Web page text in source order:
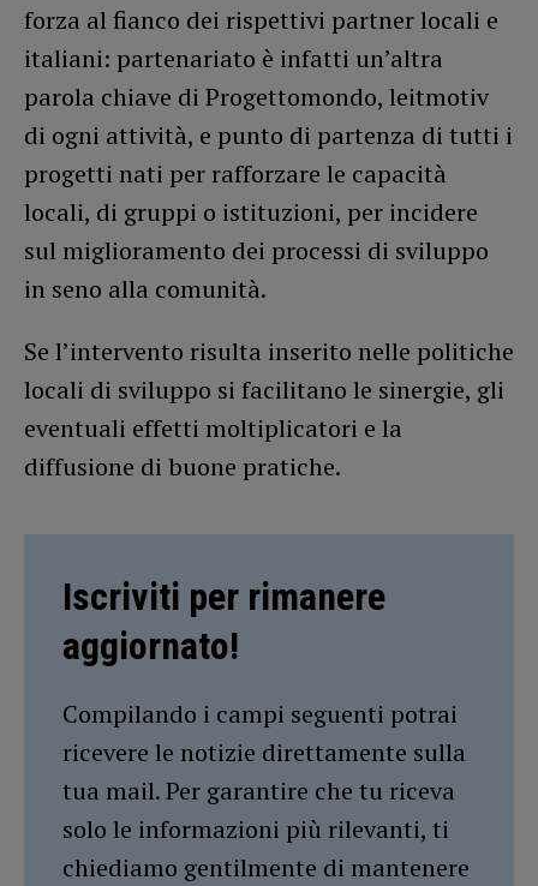
forza al fianco dei rispettivi partner locali e
italiani: partenariato è infatti un’altra
parola chiave di Progettomondo, leitmotiv
di ogni attività, e punto di partenza di tutti i
progetti nati per rafforzare le capacità
locali, di gruppi o istituzioni, per incidere
sul miglioramento dei processi di sviluppo
in seno alla comunità.
Se l’intervento risulta inserito nelle politiche
locali di sviluppo si facilitano le sinergie, gli
eventuali effetti moltiplicatori e la
diffusione di buone pratiche.
Iscriviti per rimanere
aggiornato!
Compilando i campi seguenti potrai
ricevere le notizie direttamente sulla
tua mail. Per garantire che tu riceva
solo le informazioni più rilevanti, ti
chiediamo gentilmente di mantenere